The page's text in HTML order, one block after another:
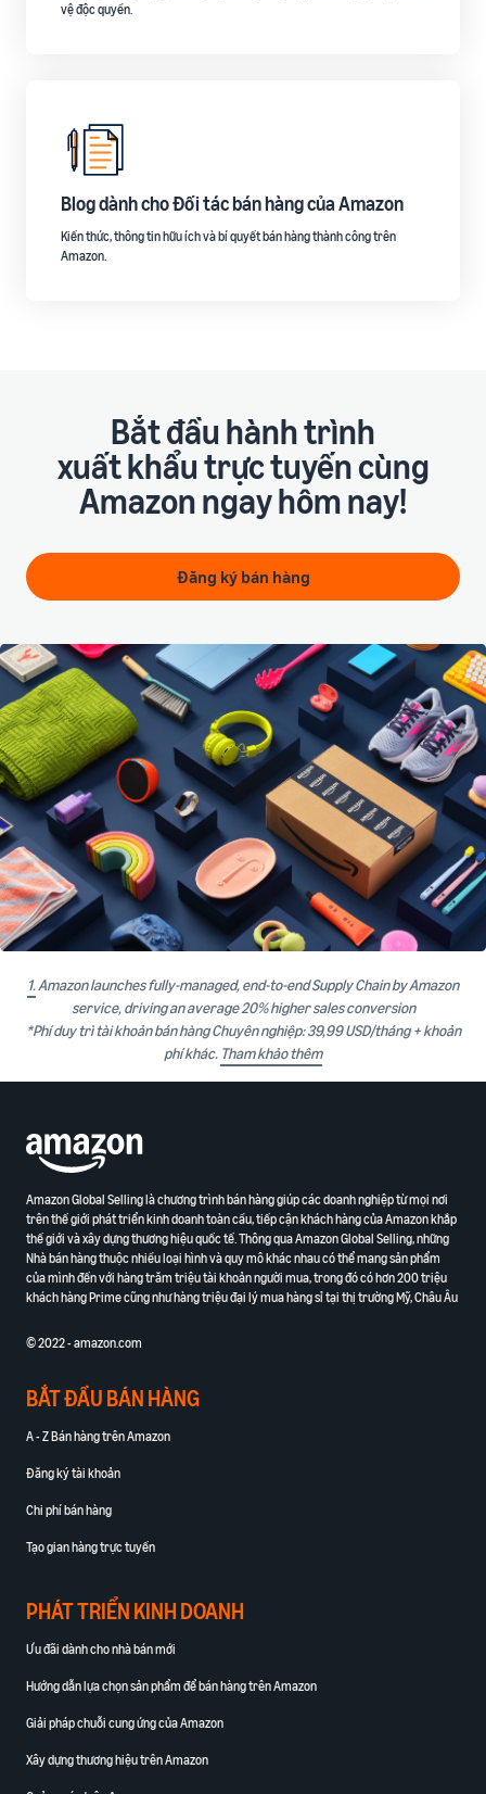
vệ độc quyền.
Blog dành cho Đối tác bán hàng của Amazon
Kiến thức, thông tin hữu ích và bí quyết bán hàng thành công trên
Amazon.
Bắt đầu hành trình
xuất khẩu trực tuyến cùng
Amazon ngay hôm nay!
Đăng ký bán hàng
1.Amazon launches fully-managed, end-to-end Supply Chain by Amazon
service, driving an average 20% higher sales conversion
*Phí duy trì tài khoản bán hàng Chuyên nghiệp: 39,99 USD/tháng + khoản
phí khác. Tham khảo thêm
Amazon Global Selling là chương trình bán hàng giúp các doanh nghiệp từ mọi nơi
trên thế giới phát triển kinh doanh toàn cầu, tiếp cận khách hàng của Amazon khắp
thế giới và xây dựng thương hiệu quốc tế. Thông qua Amazon Global Selling, những
Nhà bán hàng thuộc nhiều loại hình và quy mô khác nhau có thể mang sản phẩm
của mình đến với hàng trăm triệu tài khoản người mua, trong đó có hơn 200 triệu
khách hàng Prime cũng như hàng triệu đại lý mua hàng sỉ tại thị trường Mỹ, Châu Âu
© 2022 - amazon.com
BẮT ĐẦU BÁN HÀNG
A - Z Bán hàng trên Amazon
Đăng ký tài khoản
Chi phí bán hàng
Tạo gian hàng trực tuyến
PHÁT TRIỂN KINH DOANH
Ưu đãi dành cho nhà bán mới
Hướng dẫn lựa chọn sản phẩm để bán hàng trên Amazon
Giải pháp chuỗi cung ứng của Amazon
Xây dựng thương hiệu trên Amazon